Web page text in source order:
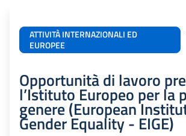
ATTIVITÀ INTERNAZIONALI ED
EUROPEE
Opportunità di lavoro
l’Istituto Europeo per la
genere (European
Gender Equality - EIGE)